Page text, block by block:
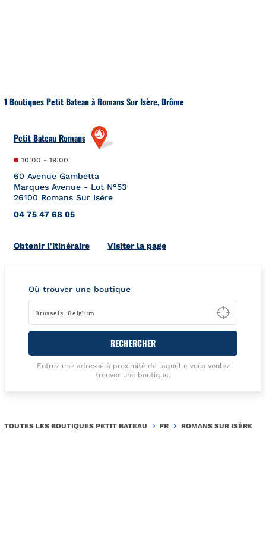
1 Boutiques Petit Bateau à Romans Sur Isère, Drôme
Petit Bateau Romans
10:00 - 19:00
60 Avenue Gambetta
Marques Avenue - Lot N°53
26100 Romans Sur Isère
04 75 47 68 05
Obtenir l'ItinéraireLink Opens in New Tab
Visiter la page
Où trouver une boutique
Type
RECHERCHER
Entrez une adresse à proximité de laquelle vous voulez
trouver une boutique.
TOUTES LES BOUTIQUES PETIT BATEAU FR ROMANS SUR ISÈRE